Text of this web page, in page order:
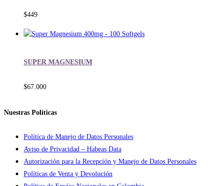
$449
SUPER MAGNESIUM
$67.000
Nuestras Políticas
Política de Manejo de Datos Personales
Aviso de Privacidad – Habeas Data
Autorización para la Recepción y Manejo de Datos Personales
Políticas de Venta y Devolución